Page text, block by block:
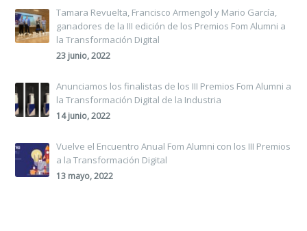
Tamara Revuelta, Francisco Armengol y Mario García,
ganadores de la III edición de los Premios Fom Alumni a
la Transformación Digital
23 junio, 2022
Anunciamos los finalistas de los III Premios Fom Alumni a
la Transformación Digital de la Industria
14 junio, 2022
Vuelve el Encuentro Anual Fom Alumni con los III Premios
a la Transformación Digital
13 mayo, 2022